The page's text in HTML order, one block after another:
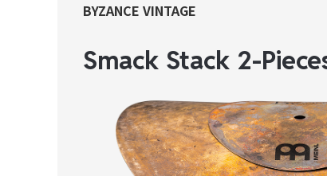
BYZANCE VINTAGE
Smack Stack 2-